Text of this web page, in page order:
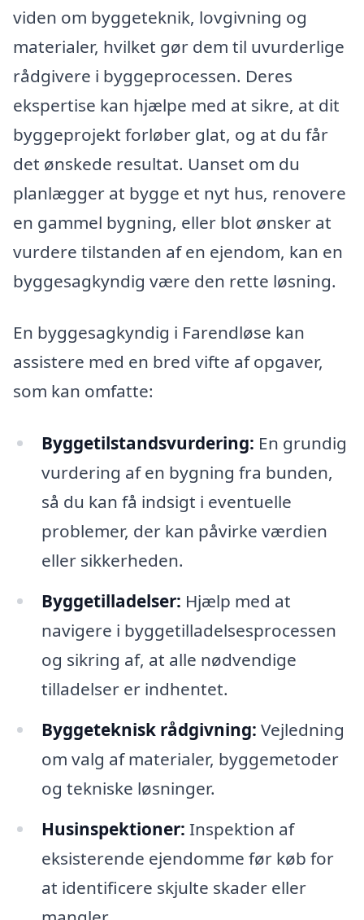
viden om byggeteknik, lovgivning og
materialer, hvilket gør dem til uvurderlige
rådgivere i byggeprocessen. Deres
ekspertise kan hjælpe med at sikre, at dit
byggeprojekt forløber glat, og at du får
det ønskede resultat. Uanset om du
planlægger at bygge et nyt hus, renovere
en gammel bygning, eller blot ønsker at
vurdere tilstanden af en ejendom, kan en
byggesagkyndig være den rette løsning.
En byggesagkyndig i Farendløse kan
assistere med en bred vifte af opgaver,
som kan omfatte:
Byggetilstandsvurdering: En grundig
vurdering af en bygning fra bunden,
så du kan få indsigt i eventuelle
problemer, der kan påvirke værdien
eller sikkerheden.
Byggetilladelser: Hjælp med at
navigere i byggetilladelsesprocessen
og sikring af, at alle nødvendige
tilladelser er indhentet.
Byggeteknisk rådgivning: Vejledning
om valg af materialer, byggemetoder
og tekniske løsninger.
Husinspektioner: Inspektion af
eksisterende ejendomme før køb for
at identificere skjulte skader eller